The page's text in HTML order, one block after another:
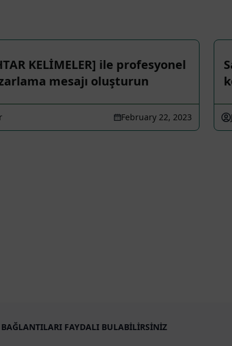
KELİMELER] ile profesyonel
mesajı oluşturun
February 22, 2023
FAYDALI BULABILIRSINIZ